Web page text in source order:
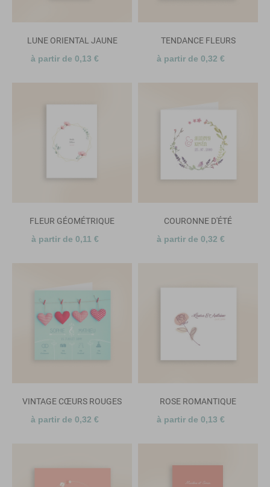
LUNE ORIENTAL JAUNE
à partir de 0,13 €
TENDANCE FLEURS
à partir de 0,32 €
FLEUR GÉOMÉTRIQUE
à partir de 0,11 €
COURONNE D'ÉTÉ
à partir de 0,32 €
VINTAGE CŒURS ROUGES
à partir de 0,32 €
ROSE ROMANTIQUE
à partir de 0,13 €